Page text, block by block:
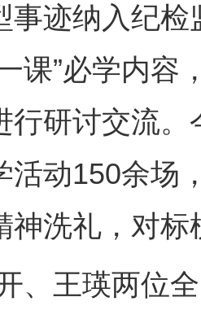
事迹纳入纪
课”必学内容
行研讨交流
活动150余场
神洗礼，对标
王瑛两位全